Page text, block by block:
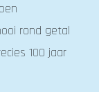
rond getal
100 jaar